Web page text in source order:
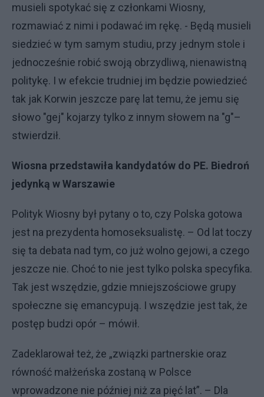
musieli spotykać się z członkami Wiosny,
rozmawiać z nimi i podawać im rękę. - Będą musieli
siedzieć w tym samym studiu, przy jednym stole i
jednocześnie robić swoją obrzydliwą, nienawistną
politykę. I w efekcie trudniej im będzie powiedzieć
tak jak Korwin jeszcze parę lat temu, że jemu się
słowo "gej" kojarzy tylko z innym słowem na "g"–
stwierdził.
Wiosna przedstawiła kandydatów do PE. Biedroń
jedynką w Warszawie
Polityk Wiosny był pytany o to, czy Polska gotowa
jest na prezydenta homoseksualistę. – Od lat toczy
się ta debata nad tym, co już wolno gejowi, a czego
jeszcze nie. Choć to nie jest tylko polska specyfika.
Tak jest wszędzie, gdzie mniejszościowe grupy
społeczne się emancypują. I wszędzie jest tak, że
postęp budzi opór – mówił.
Zadeklarował też, że „związki partnerskie oraz
równość małżeńska zostaną w Polsce
wprowadzone nie później niż za pięć lat”. – Dla